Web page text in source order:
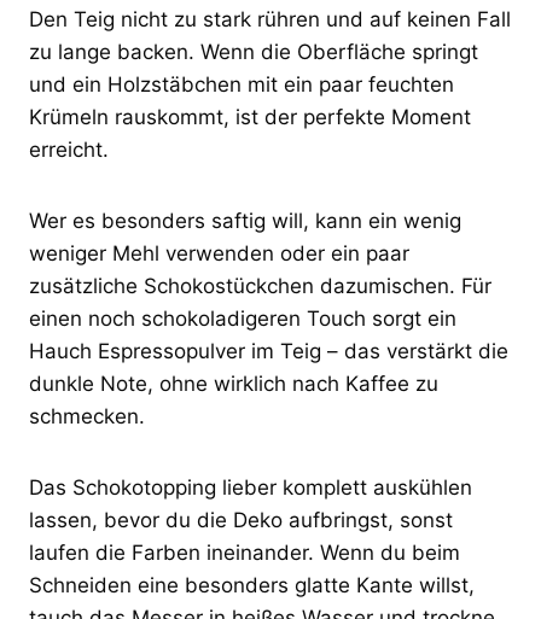
Den Teig nicht zu stark rühren und auf keinen Fall
zu lange backen. Wenn die Oberfläche springt
und ein Holzstäbchen mit ein paar feuchten
Krümeln rauskommt, ist der perfekte Moment
erreicht.
Wer es besonders saftig will, kann ein wenig
weniger Mehl verwenden oder ein paar
zusätzliche Schokostückchen dazumischen. Für
einen noch schokoladigeren Touch sorgt ein
Hauch Espressopulver im Teig – das verstärkt die
dunkle Note, ohne wirklich nach Kaffee zu
schmecken.
Das Schokotopping lieber komplett auskühlen
lassen, bevor du die Deko aufbringst, sonst
laufen die Farben ineinander. Wenn du beim
Schneiden eine besonders glatte Kante willst,